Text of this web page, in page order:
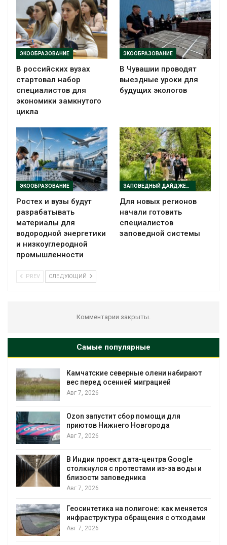
ЭКООБРАЗОВАНИЕ
В российских вузах
стартовал набор
специалистов для
экономики замкнутого
цикла
ЭКООБРАЗОВАНИЕ
В Чувашии проводят
выездные уроки для
будущих экологов
ЭКООБРАЗОВАНИЕ
Ростех и вузы будут
разрабатывать
материалы для
водородной энергетики
и низкоуглеродной
промышленности
ЗАПОВЕДНЫЙ ДАЙДЖЕСТ
Для новых регионов
начали готовить
специалистов
заповедной системы
PREV СЛЕДУЮЩИЙ
Комментарии закрыты.
Самые популярные
для
Google
за воды и
меняется
с отходами
Тайфун, засуха и пожары: сразу
несколько регионов
Авг 7, 2026
Солнечные панели над каналами
воду
Авг 7, 2026
Авг 7, 2026